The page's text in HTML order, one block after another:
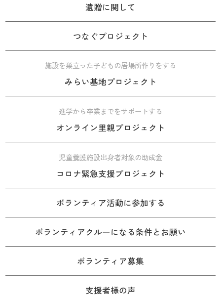
遺贈に関して
つなぐプロジェクト
施設を巣立った子どもの居場所作りをする
みらい基地プロジェクト
進学から卒業までをサポートする
オンライン里親プロジェクト
児童養護施設出身者対象の助成金
コロナ緊急支援プロジェクト
ボランティア活動に参加する
ボランティアクルーになる条件とお願い
ボランティア募集
支援者様の声